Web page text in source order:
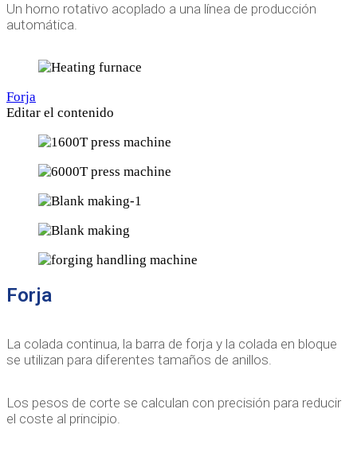
Un horno rotativo acoplado a una línea de producción
automática.
Forja
Editar el contenido
Forja
La colada continua, la barra de forja y la colada en bloque
se utilizan para diferentes tamaños de anillos.
Los pesos de corte se calculan con precisión para reducir
el coste al principio.